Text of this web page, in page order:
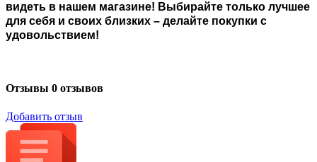
видеть в нашем магазине! Выбирайте только лучшее
для себя и своих близких – делайте покупки с
удовольствием!
Отзывы 0 отзывов
Добавить отзыв